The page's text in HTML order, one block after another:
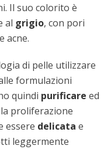
Il suo colorito è
al grigio, con pori
acne.
di pelle utilizzare
formulazioni
quindi purificare ed
proliferazione
essere delicata e
leggermente